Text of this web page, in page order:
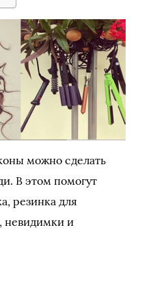
можно сделать
В этом помогут
резинка для
невидимки и